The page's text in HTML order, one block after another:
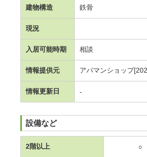
建物構造 鉄骨
現況
入居可能時期 相談
情報提供元 アパマンショップ
情報更新日 -
設備など
2階以上 ○